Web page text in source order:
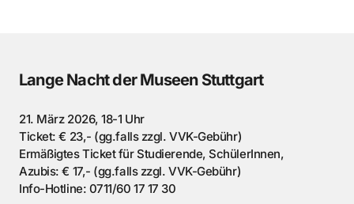
Lange Nacht der Museen Stuttgart
21. März 2026, 18-1 Uhr
Ticket: € 23,- (gg.falls zzgl. VVK-Gebühr)
Ermäßigtes Ticket für Studierende, SchülerInnen,
Azubis: € 17,- (gg.falls zzgl. VVK-Gebühr)
Info-Hotline: 0711/60 17 17 30